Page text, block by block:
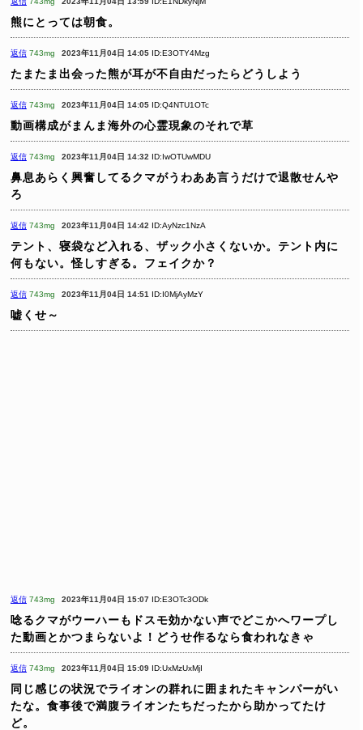
熊にとっては朝食。
返信 743mg 2023年11月04日 14:05 ID:E3OTY4Mzg
たまたま出会った熊が耳が不自由だったらどうしよう
返信 743mg 2023年11月04日 14:05 ID:Q4NTU1OTc
動画構成がまんま海外の心霊現象のそれで草
返信 743mg 2023年11月04日 14:32 ID:IwOTUwMDU
鼻息あらく興奮してるクマがうわああ言うだけで退散せんや
ろ
返信 743mg 2023年11月04日 14:42 ID:AyNzc1NzA
テント、寝袋など入れる、ザック小さくないか。テント内に
何もない。怪しすぎる。フェイクか？
返信 743mg 2023年11月04日 14:51 ID:I0MjAyMzY
嘘くせ～
返信 743mg 2023年11月04日 15:07 ID:E3OTc3ODk
唸るクマがウーハーもドスモ効かない声でどこかへワープし
た動画とかつまらないよ！どうせ作るなら食われなきゃ
返信 743mg 2023年11月04日 15:09 ID:UxMzUxMjI
同じ感じの状況でライオンの群れに囲まれたキャンパーがい
たな。食事後で満腹ライオンたちだったから助かってたけ
ど。